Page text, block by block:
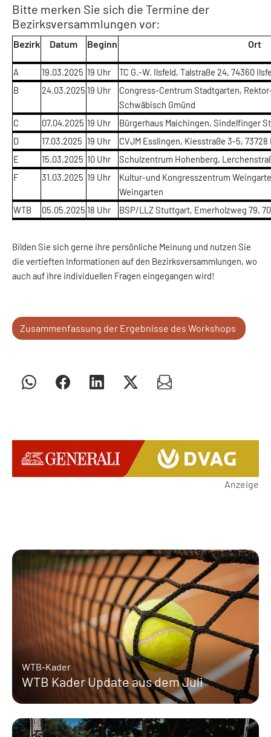
Bitte merken Sie sich die Termine der
Bezirksversammlungen vor:
Bezirk Datum Beginn Ort
A 19.03.2025 19 Uhr
TC G.-W. Ilsfeld, Talstraße 24, 74360
B
24.03.2025 19 Uhr
Congress-Centrum Stadtgarten,
Schwäbisch Gmünd
C
07.04.2025 19 Uhr
Bürgerhaus Maichingen, Sindelfinger
D
17.03.2025 19 Uhr
CVJM Esslingen, Kiesstraße 3-5,
E
15.03.2025 10 Uhr
Schulzentrum Hohenberg,
F
31.03.2025 19 Uhr
Kultur-und Kongresszentrum
Weingarten
WTB
05.05.2025 18 Uhr BSP/LLZ Stuttgart, Emerholzweg 79,
Bilden Sie sich gerne ihre persönliche Meinung und nutzen Sie
die vertieften Informationen auf den Bezirksversammlungen, wo
auch auf ihre individuellen Fragen eingegangen wird!
Zusammenfassung der Ergebnisse des Workshops
Anzeige
WTB-Kader
WTB Kader Update aus dem Juli